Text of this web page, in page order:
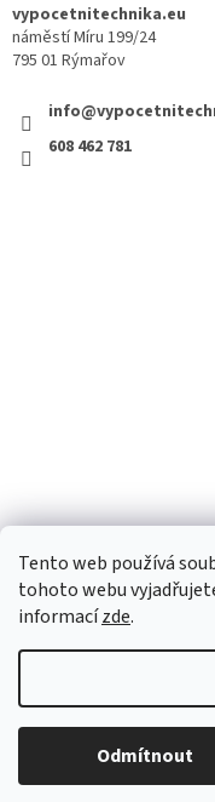
Tento web používá
tohoto webu
informacízde.
Odmítnout
vypocetnitechnika.eu
náměstí Míru 199/24
795 01 Rýmařov
608 462 781
Copyright 2026